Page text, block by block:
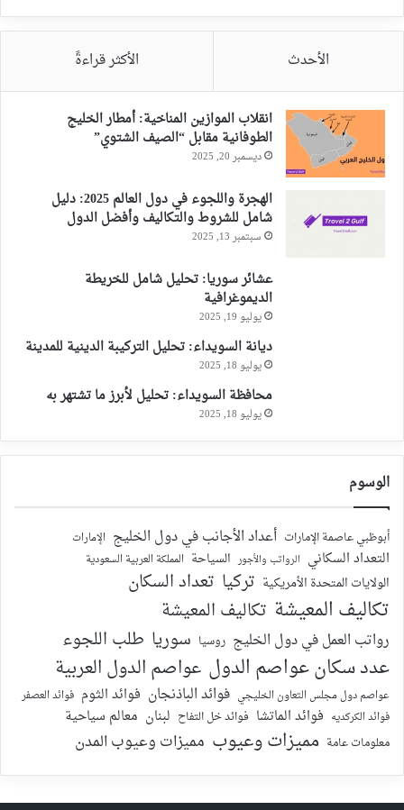
الأحدث الأكثر قراءةً
انقلاب الموازين المناخية: أمطار الخليج
الطوفانية مقابل “الصيف الشتوي”
ديسمبر 20, 2025
الهجرة واللجوء في دول العالم 2025: دليل
شامل للشروط والتكاليف وأفضل الدول
سبتمبر 13, 2025
عشائر سوريا: تحليل شامل للخريطة
الديموغرافية
يوليو 19, 2025
ديانة السويداء: تحليل التركيبة الدينية للمدينة
يوليو 18, 2025
محافظة السويداء: تحليل لأبرز ما تشتهر به
يوليو 18, 2025
الوسوم
أبوظبي عاصمة الإمارات أعداد الأجانب في دول الخليج الإمارات
التعداد السكاني الرواتب والأجور السياحة المملكة العربية السعودية
الولايات المتحدة الأمريكية تركيا تعداد السكان
تكاليف المعيشة تكاليف المعيشة
رواتب العمل في دول الخليج روسيا سوريا طلب اللجوء
عدد سكان عواصم الدول عواصم الدول العربية
عواصم دول مجلس التعاون الخليجي فوائد الباذنجان فوائد الثوم فوائد العصفر
فوائد الكركديه فوائد الماتشا فوائد خل التفاح لبنان معالم سياحية
معلومات عامة مميزات وعيوب مميزات وعيوب المدن